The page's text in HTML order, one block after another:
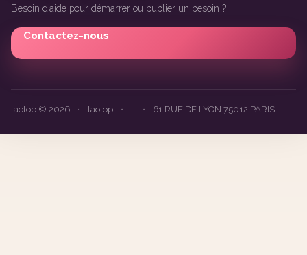
Besoin d’aide pour démarrer ou publier un besoin ?
Contactez-nous
laotop © 2026 • laotop • '' • 61 RUE DE LYON 75012 PARIS